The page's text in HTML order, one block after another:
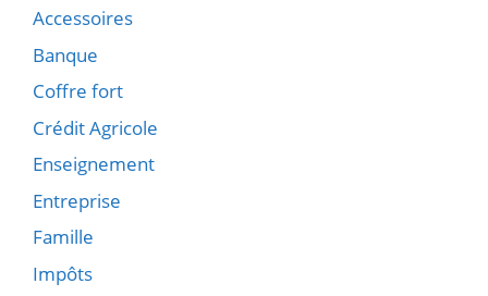
Accessoires
Banque
Coffre fort
Crédit Agricole
Enseignement
Entreprise
Famille
Impôts